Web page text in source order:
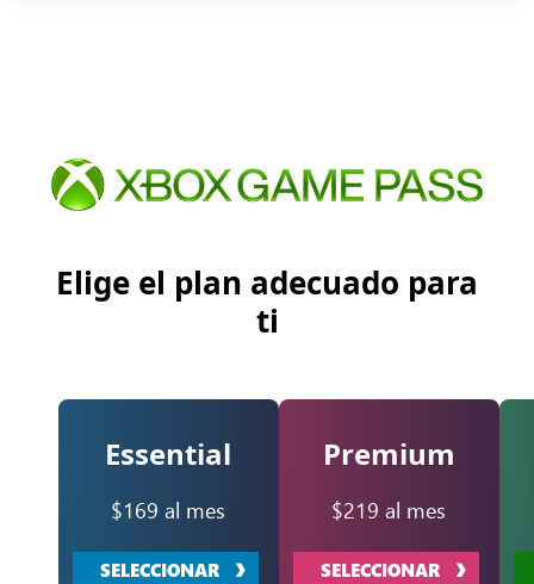
Elige el plan adecuado para
ti
Essential
$169 al mes
SELECCIONAR
Premium
$219 al mes
SELECCIONAR